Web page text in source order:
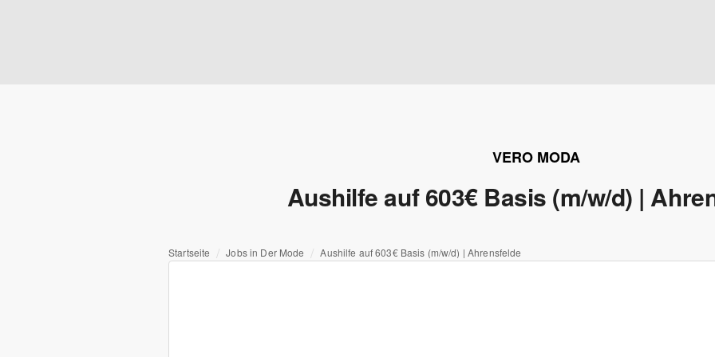
VERO MODA
Aushilfe auf 603€ Basis (m/w/d) |
Startseite Jobs in Der Mode Aushilfe auf 603€ Basis (m/w/d) | Ahrensfelde